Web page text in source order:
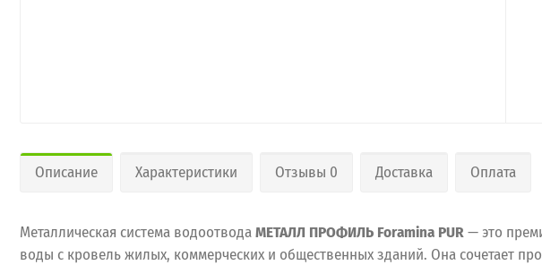
Описание Характеристики Отзывы 0 Доставка Оплата
Металлическая система водоотводаМЕТАЛЛ ПРОФИЛЬ Foramina PUR— это
воды с кровель жилых, коммерческих и общественных зданий. Она сочетает